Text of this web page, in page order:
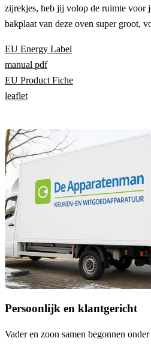
zijrekjes, heb jij volop de ruimte voor
bakplaat van deze oven super groot,
EU Energy Label
manual pdf
EU Product Fiche
leaflet
Persoonlijk en klantgericht
Vader en zoon samen begonnen